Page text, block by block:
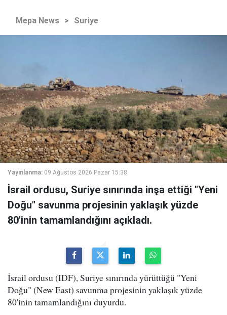
Mepa News > Suriye
Yayınlanma: 09 Ağustos 2026 Pazar 15:38
İsrail ordusu, Suriye sınırında inşa ettiği "Yeni
Doğu" savunma projesinin yaklaşık yüzde
80'inin tamamlandığını açıkladı.
İsrail ordusu (IDF), Suriye sınırında yürüttüğü "Yeni
Doğu" (New East) savunma projesinin yaklaşık yüzde
80'inin tamamlandığını duyurdu.